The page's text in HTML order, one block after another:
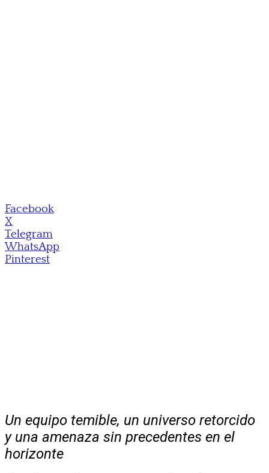
Facebook
X
Telegram
WhatsApp
Pinterest
Un equipo temible, un universo retorcido
y una amenaza sin precedentes en el
horizonte